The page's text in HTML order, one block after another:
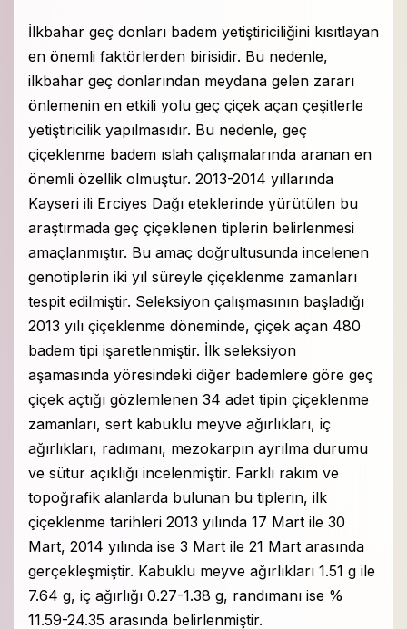
İlkbahar geç donları badem yetiştiriciliğini kısıtlayan
en önemli faktörlerden birisidir. Bu nedenle,
ilkbahar geç donlarından meydana gelen zararı
önlemenin en etkili yolu geç çiçek açan çeşitlerle
yetiştiricilik yapılmasıdır. Bu nedenle, geç
çiçeklenme badem ıslah çalışmalarında aranan en
önemli özellik olmuştur. 2013-2014 yıllarında
Kayseri ili Erciyes Dağı eteklerinde yürütülen bu
araştırmada geç çiçeklenen tiplerin belirlenmesi
amaçlanmıştır. Bu amaç doğrultusunda incelenen
genotiplerin iki yıl süreyle çiçeklenme zamanları
tespit edilmiştir. Seleksiyon çalışmasının başladığı
2013 yılı çiçeklenme döneminde, çiçek açan 480
badem tipi işaretlenmiştir. İlk seleksiyon
aşamasında yöresindeki diğer bademlere göre geç
çiçek açtığı gözlemlenen 34 adet tipin çiçeklenme
zamanları, sert kabuklu meyve ağırlıkları, iç
ağırlıkları, radımanı, mezokarpın ayrılma durumu
ve sütur açıklığı incelenmiştir. Farklı rakım ve
topoğrafik alanlarda bulunan bu tiplerin, ilk
çiçeklenme tarihleri 2013 yılında 17 Mart ile 30
Mart, 2014 yılında ise 3 Mart ile 21 Mart arasında
gerçekleşmiştir. Kabuklu meyve ağırlıkları 1.51 g ile
7.64 g, iç ağırlığı 0.27-1.38 g, randımanı ise %
11.59-24.35 arasında belirlenmiştir.